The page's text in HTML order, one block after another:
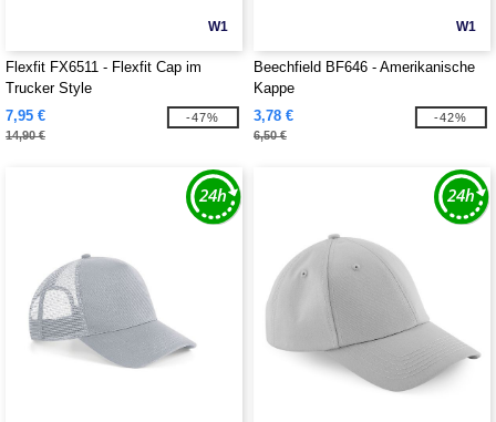
W1
Flexfit FX6511 - Flexfit Cap im
Trucker Style
7,95 €
14,90 €
-47%
W1
Beechfield BF646 - Amerikanische
Kappe
3,78 €
6,50 €
-42%